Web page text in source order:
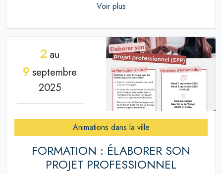
Voir plus
2 au
9 septembre
2025
Animations dans la ville
FORMATION : ÉLABORER SON
PROJET PROFESSIONNEL